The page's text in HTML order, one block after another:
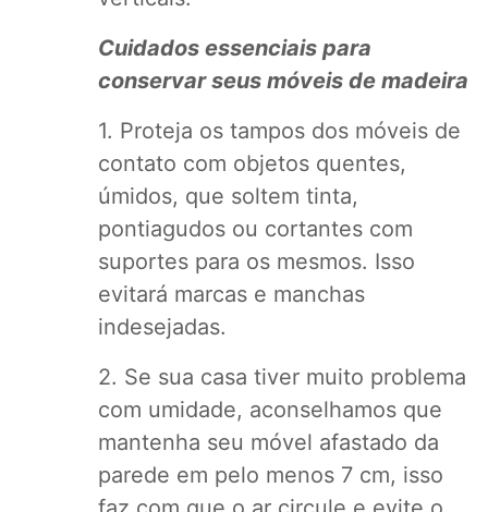
Cuidados essenciais para
conservar seus móveis de madeira
1. Proteja os tampos dos móveis de
contato com objetos quentes,
úmidos, que soltem tinta,
pontiagudos ou cortantes com
suportes para os mesmos. Isso
evitará marcas e manchas
indesejadas.
2. Se sua casa tiver muito problema
com umidade, aconselhamos que
mantenha seu móvel afastado da
parede em pelo menos 7 cm, isso